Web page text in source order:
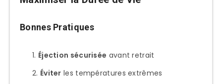
Bonnes Pratiques
Éjection sécurisée avant retrait
Éviter les températures extrêmes